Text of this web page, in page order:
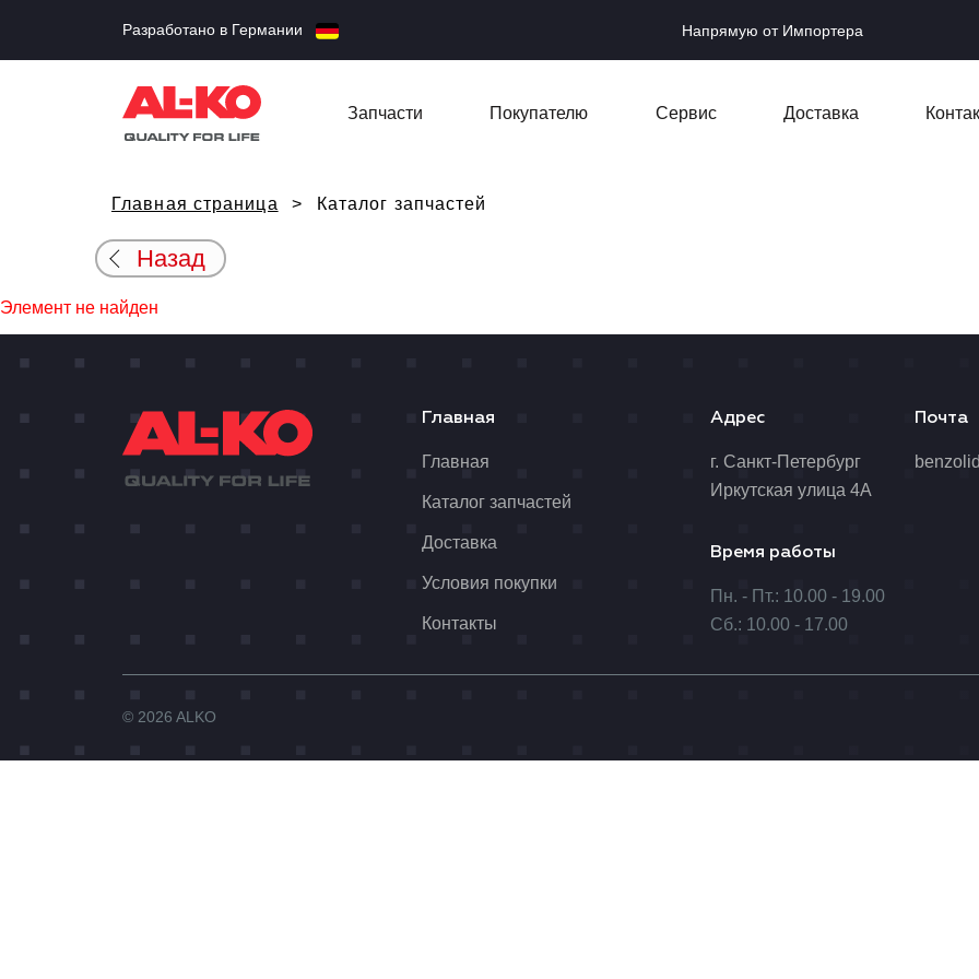
Разработано в Германии Напрямую от Импортера
Запчасти Покупателю Сервис Доставка
Главная страница Каталог запчастей
Назад
Элемент не найден
Главная
Главная
Каталог запчастей
Доставка
Условия покупки
Контакты
Адрес
г. Санкт-Петербург
Иркутская улица 4А
Время работы
Пн. - Пт.: 10.00 - 19.00
Сб.: 10.00 - 17.00
Почта
© 2026 ALKO